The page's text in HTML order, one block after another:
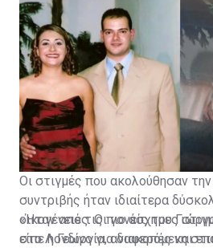
Οι στιγμές που ακολούθησαν την
συντριβής ήταν ιδιαίτερα
οικογένειες. Οι γονείς του
στο Λονδίνο για διακοπές και
«Ήταν από τις πιο άσχημες
είπε η Γεωργία, αναφερόμενη